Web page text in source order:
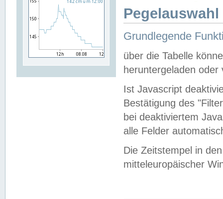
Grundlegende
über die Tabelle
heruntergeladen oder
Ist Javascript
Bestätigung des
bei deaktiviertem
alle Felder
Die Zeitstempel in
mitteleuropäischer